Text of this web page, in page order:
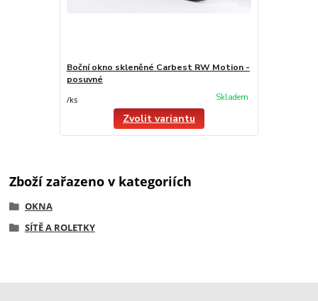
Boční okno skleněné Carbest RW Motion -
posuvné
/ks Skladem
Zvolit variantu
Zboží zařazeno v kategoriích
OKNA
SÍTĚ A ROLETKY